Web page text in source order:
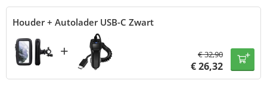
Houder + Autolader USB-C Zwart
+ €32,90
€26,32